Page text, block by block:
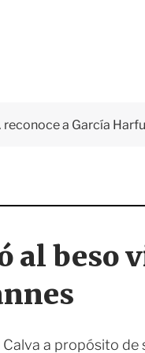
reconoce a García
al beso
a propósito de